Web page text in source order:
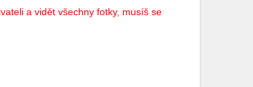
a vidět všechny fotky, musíš se